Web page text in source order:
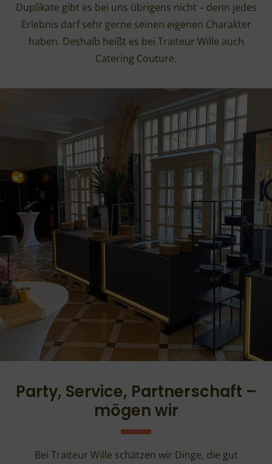
Duplikate gibt es bei uns übrigens nicht – denn jedes
Erlebnis darf sehr gerne seinen eigenen Charakter
haben. Deshalb heißt es bei Traiteur Wille auch
Catering Couture.
Party, Service, Partnerschaft –
mögen wir
Bei Traiteur Wille schätzen wir Dinge, die gut